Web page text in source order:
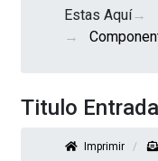
Estas Aquí
Titulo Entrada
Imprimir